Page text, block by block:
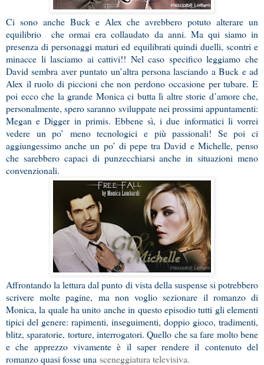
Ci sono anche Buck e Alex che avrebbero potuto alterare un
equilibrio che ormai era collaudato da anni. Ma qui siamo in
presenza di personaggi maturi ed equilibrati quindi duelli, scontri e
minacce li lasciamo ai cattivi!! Nel caso specifico leggiamo che
David sembra aver puntato un’altra persona lasciando a Buck e ad
Alex il ruolo di piccioni che non perdono occasione per tubare. E
poi ecco che la grande Monica ci butta lì altre storie d’amore che,
personalmente, spero saranno sviluppate nei prossimi appuntamenti:
Megan e Digger in primis. Ebbene sì, i due informatici li vorrei
vedere un po’ meno tecnologici e più passionali! Se poi ci
aggiungessimo anche un po’ di pepe tra David e Michelle, penso
che sarebbero capaci di punzecchiarsi anche in situazioni meno
convenzionali.
Affrontando la lettura dal punto di vista della suspense si potrebbero
scrivere molte pagine, ma non voglio sezionare il romanzo di
Monica, la quale ha unito anche in questo episodio tutti gli elementi
tipici del genere: rapimenti, inseguimenti, doppio gioco, tradimenti,
blitz, sparatorie, torture, interrogatori. Quello che sa fare molto bene
e che apprezzo vivamente è il saper rendere il contenuto del
romanzo quasi fosse una sceneggiatura televisiva.